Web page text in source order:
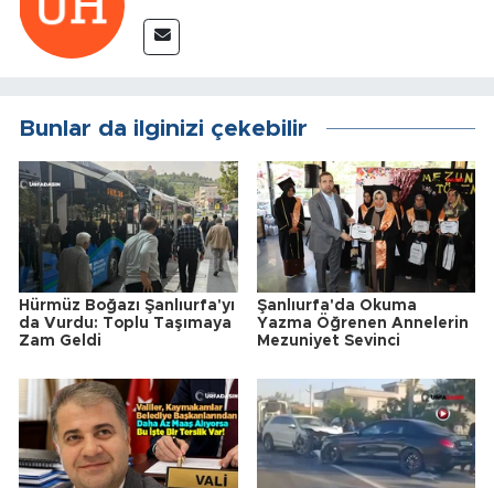
Bunlar da ilginizi çekebilir
Hürmüz Boğazı Şanlıurfa'yı
da Vurdu: Toplu Taşımaya
Zam Geldi
Şanlıurfa'da Okuma
Yazma Öğrenen Annelerin
Mezuniyet Sevinci